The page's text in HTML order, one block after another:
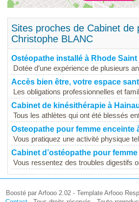
Sites proches de Cabinet de
Christophe BLANC
Ostéopathe installé à Rhode Saint
Dotée d’une expérience de plusieurs
Accès bien être, votre espace
Les obligations professionnelles et
Cabinet de kinésithérapie à
Tous les athlètes qui ont été blessés
Osteopathe pour femme enceinte
Vous pratiquez une activité physique
Cabinet d’ostéopathe pour
Vous ressentez des troubles digestifs
Boosté par Arfooo 2.02 - Template Arfooo